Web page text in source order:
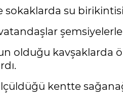
sokaklarda su
vatandaşlar
olduğu kavşaklarda
ölçüldüğü kentte